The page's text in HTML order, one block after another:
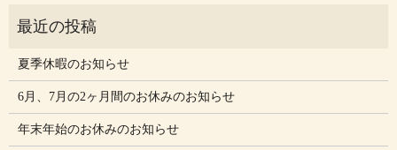
夏季休暇のお知らせ
6月、7月の2ヶ月間のお休みのお知らせ
年末年始のお休みのお知らせ